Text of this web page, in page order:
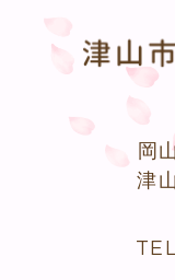
岡
津